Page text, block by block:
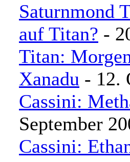
Saturnmond
auf Titan? -
Titan:
Xanadu - 12.
Cassini:
September
Cassini: